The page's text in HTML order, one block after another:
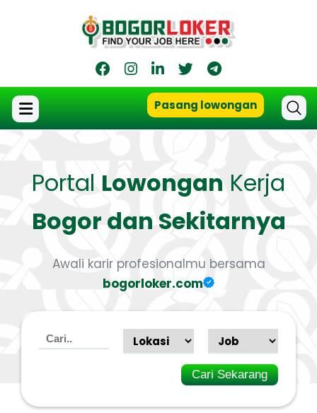
Pasang lowongan
Portal Lowongan Kerja
Bogor dan Sekitarnya
Awali karir profesionalmu bersama
bogorloker.com
Cari Sekarang